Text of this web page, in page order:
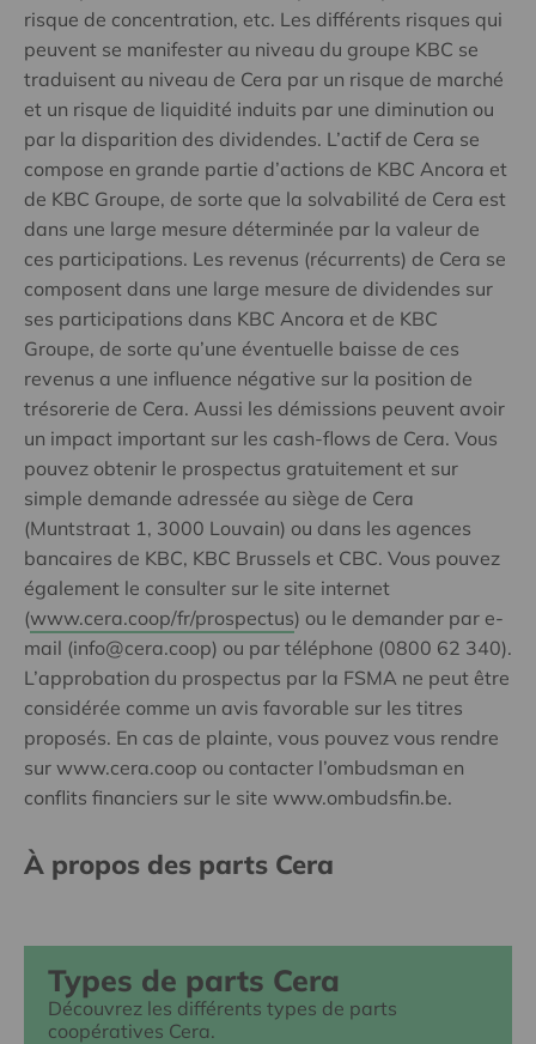
risque de concentration, etc. Les différents risques qui
peuvent se manifester au niveau du groupe KBC se
traduisent au niveau de Cera par un risque de marché
et un risque de liquidité induits par une diminution ou
par la disparition des dividendes. L’actif de Cera se
compose en grande partie d’actions de KBC Ancora et
de KBC Groupe, de sorte que la solvabilité de Cera est
dans une large mesure déterminée par la valeur de
ces participations. Les revenus (récurrents) de Cera se
composent dans une large mesure de dividendes sur
ses participations dans KBC Ancora et de KBC
Groupe, de sorte qu’une éventuelle baisse de ces
revenus a une influence négative sur la position de
trésorerie de Cera. Aussi les démissions peuvent avoir
un impact important sur les cash-flows de Cera. Vous
pouvez obtenir le prospectus gratuitement et sur
simple demande adressée au siège de Cera
(Muntstraat 1, 3000 Louvain) ou dans les agences
bancaires de KBC, KBC Brussels et CBC. Vous pouvez
également le consulter sur le site internet
(www.cera.coop/fr/prospectus) ou le demander par e-
mail (info@cera.coop) ou par téléphone (0800 62 340).
L’approbation du prospectus par la FSMA ne peut être
considérée comme un avis favorable sur les titres
proposés. En cas de plainte, vous pouvez vous rendre
sur www.cera.coop ou contacter l’ombudsman en
conflits financiers sur le site www.ombudsfin.be.
À propos des parts Cera
Types de parts Cera
Découvrez les différents types de parts
coopératives Cera.